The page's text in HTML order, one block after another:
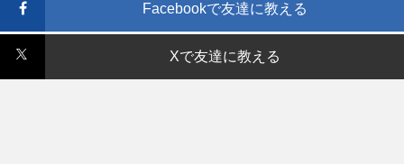
Facebookで友達に教える
Xで友達に教える